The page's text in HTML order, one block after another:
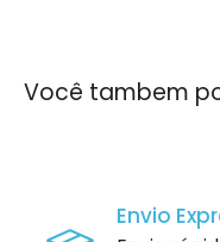
Você tambem
Envio